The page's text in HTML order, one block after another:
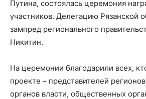
Путина, состоялась церемония
участников. Делегацию Рязанской
зампред регионального
Никитин.
На церемонии благодарили всех,
проекте – представителей
органов власти, общественных